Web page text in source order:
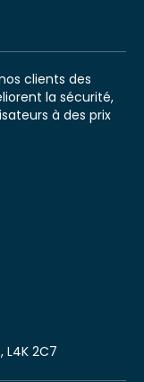
clients des
la sécurité,
à des prix
2C7